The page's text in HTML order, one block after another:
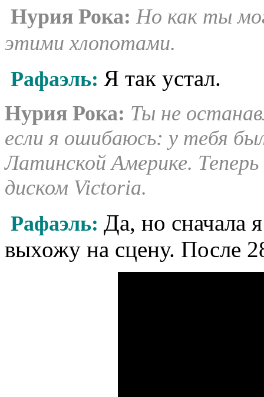
Нурия Рока: Но как ты
этими хлопотами.
Рафаэль: Я так устал.
Нурия Рока: Ты не
если я ошибаюсь: у тебя
Латинской Америке.
диском Victoria.
Рафаэль: Да, но сначала
выхожу на сцену. После